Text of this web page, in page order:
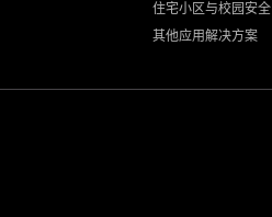
住宅小区与校园安全
其他应用解决方案